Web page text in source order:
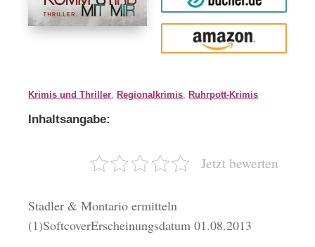
Amazon
Krimis und Thriller ,Regionalkrimis ,Ruhrpott-Krimis
Inhaltsangabe:
Jetzt bewerten
Stadler & Montario ermitteln
(1)SoftcoverErscheinungsdatum 01.08.2013